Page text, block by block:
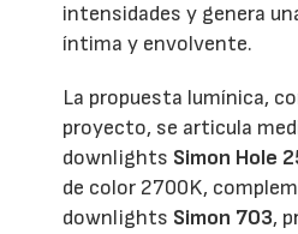
intensidades y genera
íntima y envolvente.
La propuesta lumínica,
proyecto, se articula
downlights Simon Hole
de color 2700K,
downlights Simon 703,